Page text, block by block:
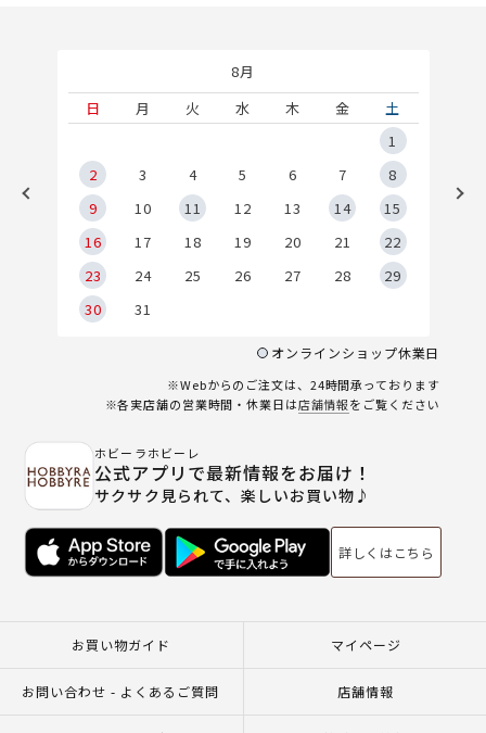
8月
日
月 火 水 木 金
土
1
2
3 4 5 6 7
8
9
10 11 12 13 14
15
16
17 18 19 20 21
22
23
24 25 26 27 28
29
30
31
オンラインショップ休業日
※Webからのご注文は、24時間承っております
※各実店舗の営業時間・休業日は店舗情報をご覧ください
ホビーラホビーレ
公式アプリで最新情報をお届け！
サクサク見られて、楽しいお買い物♪
詳しくはこちら
お買い物ガイド マイページ
お問い合わせ - よくあるご質問 店舗情報